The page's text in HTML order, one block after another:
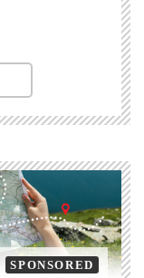
SPONSORED